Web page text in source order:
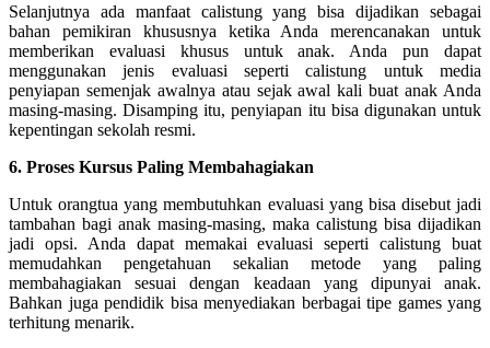
Selanjutnya ada manfaat calistung yang bisa dijadikan sebagai
bahan pemikiran khususnya ketika Anda merencanakan untuk
memberikan evaluasi khusus untuk anak. Anda pun dapat
menggunakan jenis evaluasi seperti calistung untuk media
penyiapan semenjak awalnya atau sejak awal kali buat anak Anda
masing-masing. Disamping itu, penyiapan itu bisa digunakan untuk
kepentingan sekolah resmi.
6. Proses Kursus Paling Membahagiakan
Untuk orangtua yang membutuhkan evaluasi yang bisa disebut jadi
tambahan bagi anak masing-masing, maka calistung bisa dijadikan
jadi opsi. Anda dapat memakai evaluasi seperti calistung buat
memudahkan pengetahuan sekalian metode yang paling
membahagiakan sesuai dengan keadaan yang dipunyai anak.
Bahkan juga pendidik bisa menyediakan berbagai tipe games yang
terhitung menarik.